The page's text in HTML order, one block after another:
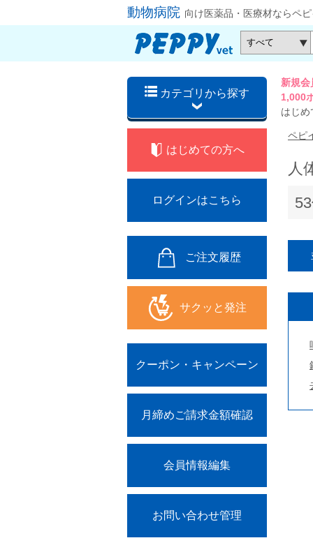
動物病院 向け医薬品・医療材ならペ
カテゴリから探す
新規
1,000
はじめ
はじめての方へ
ログインはこちら
ご注文履歴
サクッと発注
クーポン・キャンペーン
月締めご請求金額確認
会員情報編集
お問い合わせ管理
ペピ
人